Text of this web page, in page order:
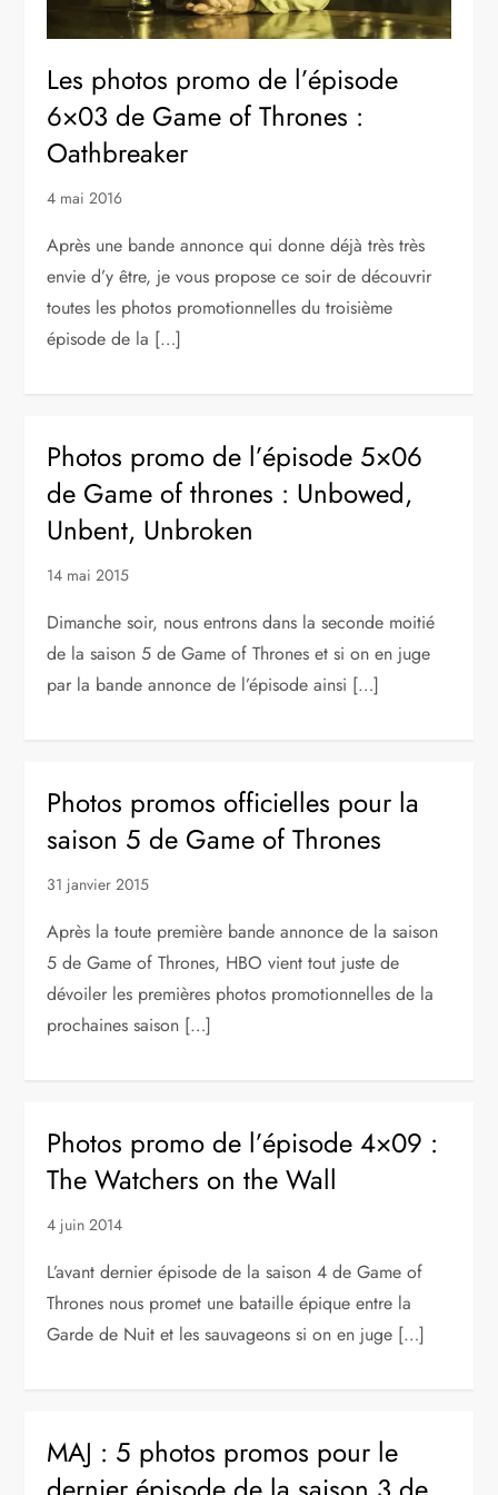
Les photos promo de l’épisode
6×03 de Game of Thrones :
Oathbreaker
4 mai 2016
Après une bande annonce qui donne déjà très très
envie d’y être, je vous propose ce soir de découvrir
toutes les photos promotionnelles du troisième
épisode de la […]
Photos promo de l’épisode 5×06
de Game of thrones : Unbowed,
Unbent, Unbroken
14 mai 2015
Dimanche soir, nous entrons dans la seconde moitié
de la saison 5 de Game of Thrones et si on en juge
par la bande annonce de l’épisode ainsi […]
Photos promos officielles pour la
saison 5 de Game of Thrones
31 janvier 2015
Après la toute première bande annonce de la saison
5 de Game of Thrones, HBO vient tout juste de
dévoiler les premières photos promotionnelles de la
prochaines saison […]
Photos promo de l’épisode 4×09 :
The Watchers on the Wall
4 juin 2014
L’avant dernier épisode de la saison 4 de Game of
Thrones nous promet une bataille épique entre la
Garde de Nuit et les sauvageons si on en juge […]
MAJ : 5 photos promos pour le